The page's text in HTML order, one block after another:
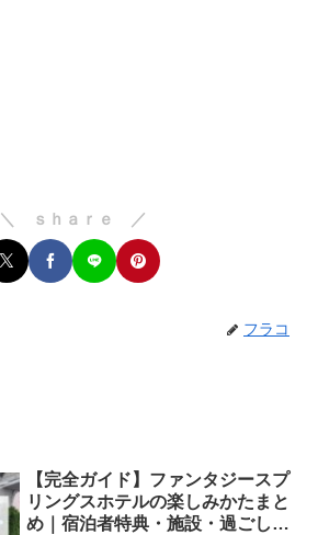
＼ ｓｈａｒｅ ／
フラコ
【完全ガイド】ファンタジースプ
リングスホテルの楽しみかたまと
め｜宿泊者特典・施設・過ごしか